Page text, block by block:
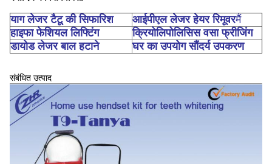
याग लेजर टैटू की सिफारिश आईपीएल लेजर हेयर रिमूवरमैं
हाइफा फेशियल लिफ्टिंग
क्रियोलिपोलिसिस वसा फ्रीजिंग
डायोड लेजर बाल हटाने
घर का उपयोग सौंदर्य उपकरण
संबंधित उत्पाद